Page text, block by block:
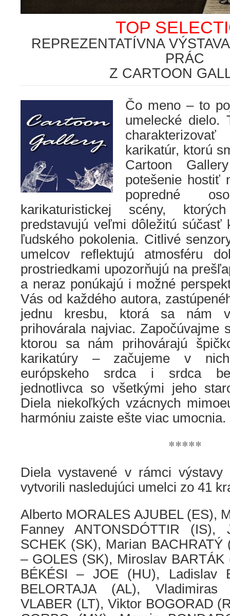
TOP
REPREZENTATÍVNA
PRÁC
Z CARTOON
Čo meno – to
umelecké dielo.
karikatúr, ktorú
Cartoon
potešenie hostiť
popredné
karikaturistickej scény,
predstavujú veľmi dôležitú súčasť
ľudského pokolenia. Citlivé
umelcov reflektujú atmosféru
prostriedkami upozorňujú na
a neraz ponúkajú i možné
Vás od každého autora,
jednu kresbu, ktorá sa nám
prihovárala najviac. Započúvajme
ktorou sa nám prihovárajú
karikatúry – začujeme v
európskeho srdca i srdca
jednotlivca so všetkými jeho
Diela niekoľkých vzácnych
harmóniu zaiste ešte viac umocnia.
*****
Diela vystavené v rámci výstavy
vytvorili nasledujúci umelci zo 41
Alberto MORALES AJUBEL (ES),
Fanney ANTONSDÓTTIR (IS),
SCHEK (SK), Marian BACHRATÝ
– GOLES (SK), Miroslav
BÉKÉSI – JOE (HU), Ladislav
BELORTAJA (AL), Vladimiras
VLABER (LT), Viktor BOGORAD